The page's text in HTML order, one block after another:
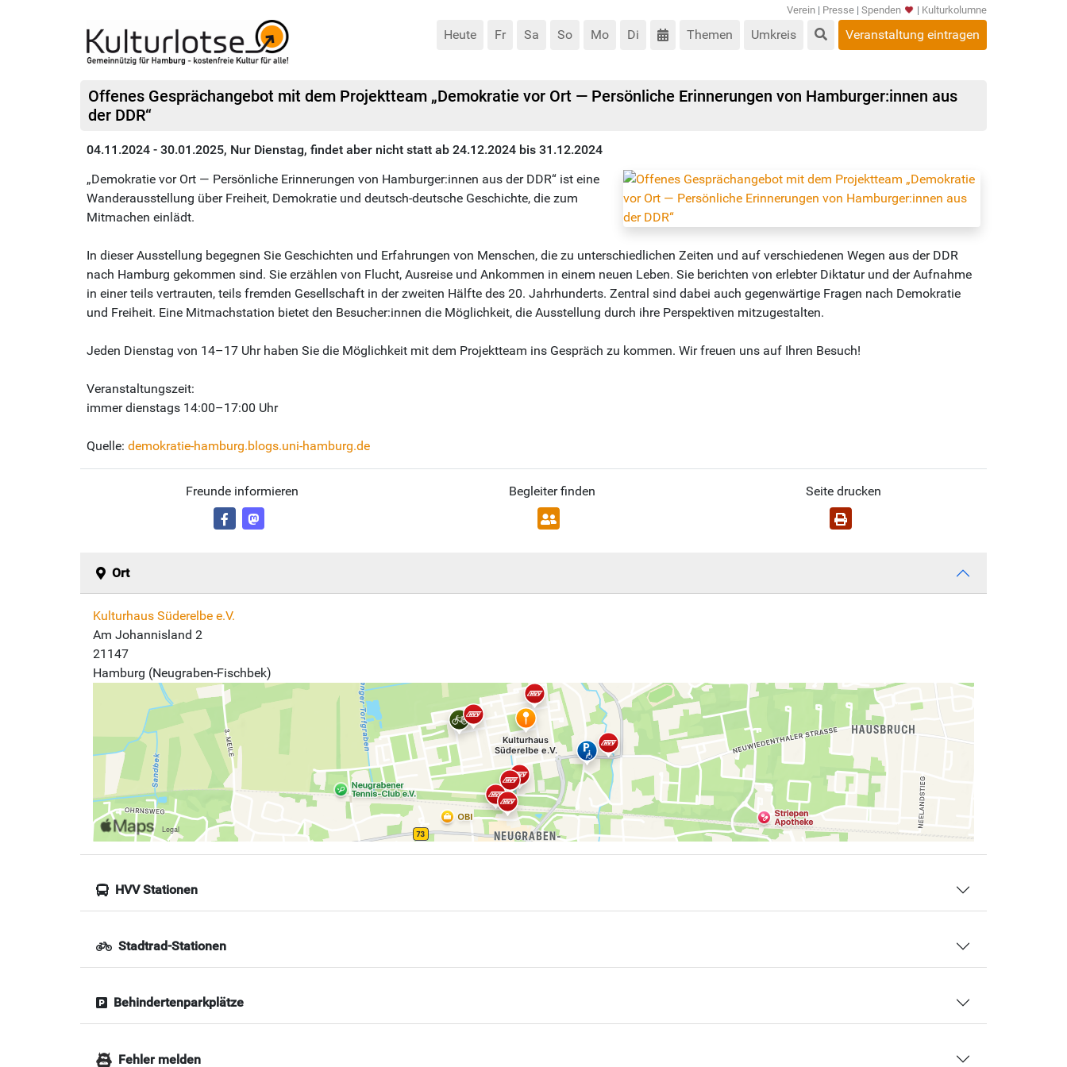
Verein | Presse | Spenden | Kulturkolumne
Heute Fr Sa So Mo Di Themen Umkreis Veranstaltung eintragen
Offenes Gesprächangebot mit dem Projektteam „Demokratie vor Ort — Persönliche Erinnerungen von Hamburger:innen aus
der DDR“
04.11.2024 - 30.01.2025, Nur Dienstag, findet aber nicht statt ab 24.12.2024 bis 31.12.2024
„Demokratie vor Ort — Persönliche Erinnerungen von Hamburger:innen aus der DDR“ ist eine
Wanderausstellung über Freiheit, Demokratie und deutsch-deutsche Geschichte, die zum
Mitmachen einlädt.
In dieser Ausstellung begegnen Sie Geschichten und Erfahrungen von Menschen, die zu unterschiedlichen Zeiten und auf verschiedenen Wegen aus der DDR
nach Hamburg gekommen sind. Sie erzählen von Flucht, Ausreise und Ankommen in einem neuen Leben. Sie berichten von erlebter Diktatur und der Aufnahme
in einer teils vertrauten, teils fremden Gesellschaft in der zweiten Hälfte des 20. Jahrhunderts. Zentral sind dabei auch gegenwärtige Fragen nach Demokratie
und Freiheit. Eine Mitmachstation bietet den Besucher:innen die Möglichkeit, die Ausstellung durch ihre Perspektiven mitzugestalten.
Jeden Dienstag von 14–17 Uhr haben Sie die Möglichkeit mit dem Projektteam ins Gespräch zu kommen. Wir freuen uns auf Ihren Besuch!
Veranstaltungszeit:
immer dienstags 14:00–17:00 Uhr
Quelle: demokratie-hamburg.blogs.uni-hamburg.de
Freunde informieren Begleiter finden Seite drucken
Ort
Kulturhaus Süderelbe e.V.
Am Johannisland 2
21147
Hamburg (Neugraben-Fischbek)
HVV Stationen
Stadtrad-Stationen
Behindertenparkplätze
Fehler melden